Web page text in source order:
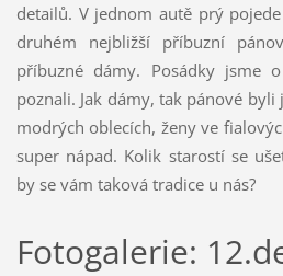
detailů. V jednom autě prý
druhém nejbližší příbuzní
příbuzné dámy. Posádky jsme
poznali. Jak dámy, tak pánové
modrých oblecích, ženy ve
super nápad. Kolik starostí se
by se vám taková tradice u nás?
Fotogalerie: